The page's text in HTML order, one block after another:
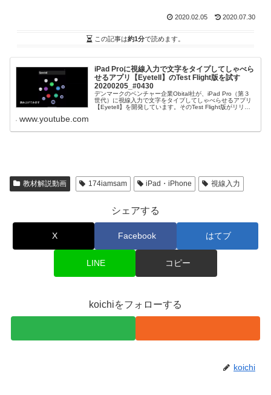
2020.02.05 2020.07.30
この記事は約1分で読めます。
iPad Proに視線入力で文字をタイプしてしゃべら
せるアプリ【Eyetell】のTest Flight版を試す
20200205_#0430
デンマークのベンチャー企業Obital社が、iPad Pro（第３
世代）に視線入力で文字をタイプしてしゃべらせるアプリ
【Eyetell】を開発しています。そのTest Flight版がリリー
www.youtube.com
教材解説動画 174iamsam iPad・iPhone 視線入力
シェアする
X Facebook はてブ
LINE コピー
koichiをフォローする
koichi